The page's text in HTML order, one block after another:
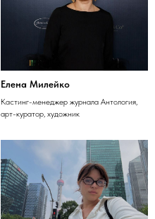
Елена Милейко
Кастинг-менеджер журнала Антология,
арт-куратор, художник